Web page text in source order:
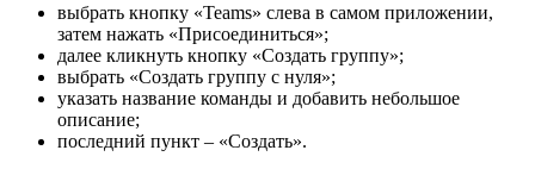
выбрать кнопку «Teams» слева в самом приложении,
затем нажать «Присоединиться»;
далее кликнуть кнопку «Создать группу»;
выбрать «Создать группу с нуля»;
указать название команды и добавить небольшое
описание;
последний пункт – «Создать».